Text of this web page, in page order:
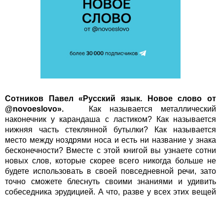
Сотников Павел« Русский язык. Новое слово от
@novoeslovo». Как называется металлический
наконечник у карандаша с ластиком? Как называется
нижняя часть стеклянной бутылки? Как называется
место между ноздрями носа и есть ни название у знака
бесконечности? Вместе с этой книгой вы узнаете сотни
новых слов, которые скорее всего никогда больше не
будете использовать в своей повседневной речи, зато
точно сможете блеснуть своими знаниями и удивить
собеседника эрудицией. А что, разве у всех этих вещей